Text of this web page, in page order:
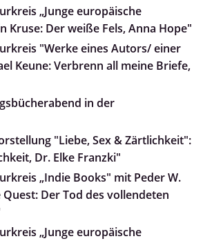
„Junge europäische
Kruse: Der weiße Fels, Anna Hope"
"Werke eines Autors/ einer
Keune: Verbrenn all meine Briefe,
in der
"Liebe, Sex & Zärtlichkeit":
Dr. Elke Franzki"
„Indie Books" mit Peder W.
Der Tod des vollendeten
„Junge europäische